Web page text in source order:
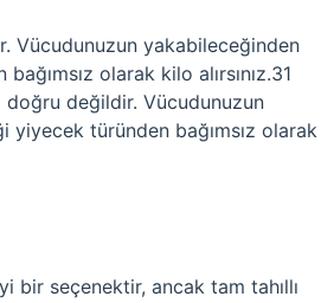
Vücudunuzun yakabileceğinden
olarak kilo alırsınız.31
değildir. Vücudunuzun
türünden bağımsız olarak
bir seçenektir, ancak tam tahıllı